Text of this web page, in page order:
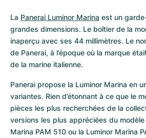
La Panerai Luminor Marina est un
grandes dimensions. Le boîtier de la
inaperçu avec ses 44 millimètres. Le
de Panerai, à l’époque où la marque
de la marine italienne.
Panerai propose la Luminor Marina en
variantes. Rien d’étonnant à ce que le
pièces les plus recherchées de la
versions les plus appréciées du
Marina PAM 510 ou la Luminor Marina